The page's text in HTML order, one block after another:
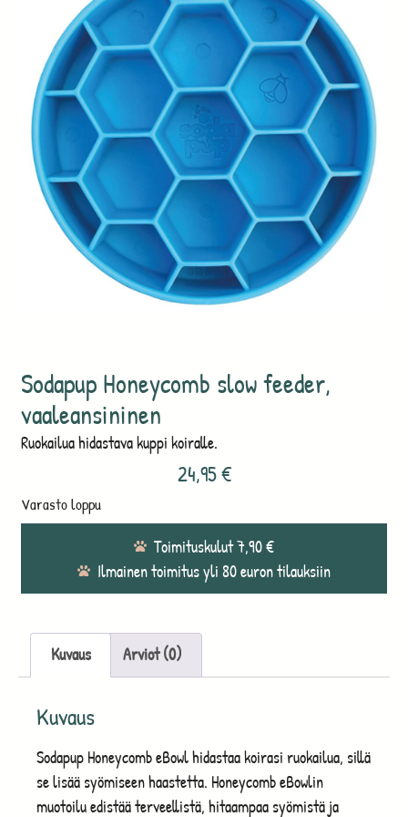
Sodapup Honeycomb slow feeder,
vaaleansininen
Ruokailua hidastava kuppi koiralle.
24,95€
Varasto loppu
Toimituskulut 7,90 €
Ilmainen toimitus yli 80 euron tilauksiin
Kuvaus Arviot (0)
Kuvaus
Sodapup Honeycomb eBowl hidastaa koirasi ruokailua, sillä
se lisää syömiseen haastetta. Honeycomb eBowlin
muotoilu edistää terveellistä, hitaampaa syömistä ja